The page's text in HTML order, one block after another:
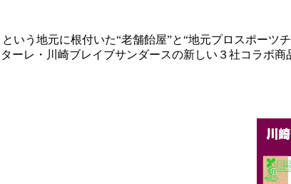
いう地元に根付いた“老舗飴屋”と“地元プロスポーツ
ーレ・川崎ブレイブサンダースの新しい３社コラボ商